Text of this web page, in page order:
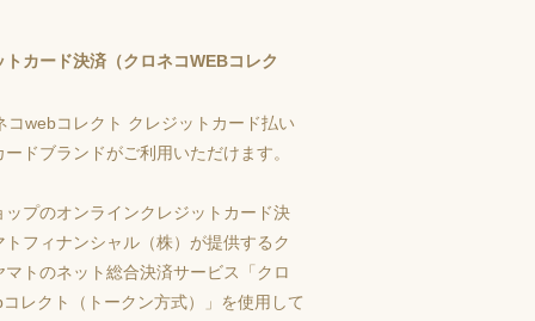
トカード決済（クロネコWEBコレク
ードブランドがご利用いただけます。
プのオンラインクレジットカード決
トフィナンシャル（株）が提供するク
マトのネット総合決済サービス「クロ
レクト（トークン方式）」を使用して